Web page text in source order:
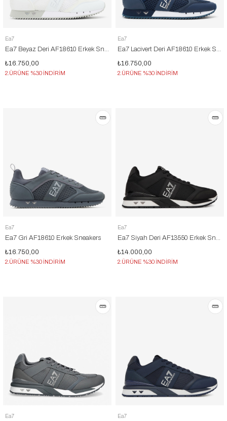
Ea7
Ea7 Beyaz Deri AF18610 Erkek Sneakers
₺16.750,00
2.ÜRÜNE %30 İNDİRİM
Ea7
Ea7 Lacivert Deri AF18610 Erkek Sneakers
₺16.750,00
2.ÜRÜNE %30 İNDİRİM
Ea7
Ea7 Gri AF18610 Erkek Sneakers
₺16.750,00
2.ÜRÜNE %30 İNDİRİM
Ea7
Ea7 Siyah Deri AF13550 Erkek Sneakers
₺14.000,00
2.ÜRÜNE %30 İNDİRİM
Ea7 Ea7